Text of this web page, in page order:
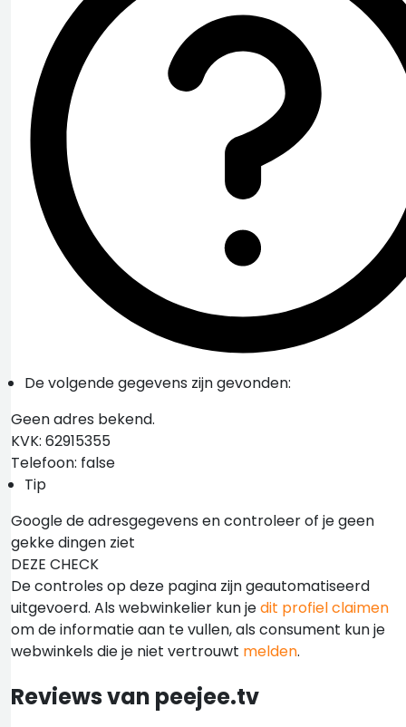
De volgende gegevens zijn gevonden:
Geen adres bekend.
KVK: 62915355
Telefoon: false
Tip
Google de adresgegevens en controleer of je geen
gekke dingen ziet
DEZE CHECK
De controles op deze pagina zijn geautomatiseerd
uitgevoerd. Als webwinkelier kun jedit profiel claimen
om de informatie aan te vullen, als consument kun je
webwinkels die je niet vertrouwt melden.
Reviews van peejee.tv